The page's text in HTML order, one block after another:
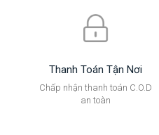
Thanh Toán Tận Nơi
Chấp nhận thanh toán C.O.D
an toàn